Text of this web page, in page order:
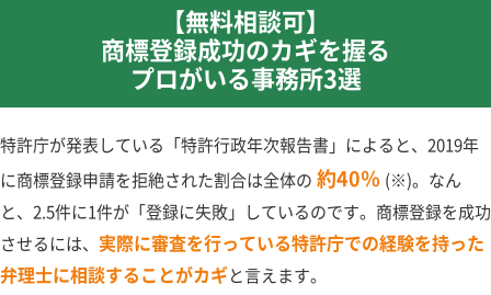
【無料相談可】
商標登録成功のカギを握る
プロがいる事務所3選
特許庁が発表している「特許行政年次報告書」によると、2019年
に商標登録申請を拒絶された割合は全体の 約40％ (※)。なん
と、2.5件に1件が「登録に失敗」しているのです。商標登録を成功
させるには、 実際に審査を行っている特許庁での経験を持った
弁理士に相談することがカギと言えます。